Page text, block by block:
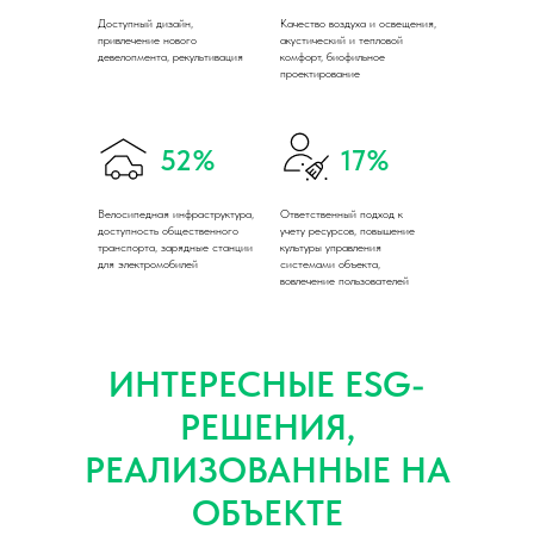
Доступный дизайн,
привлечение нового
девелопмента, рекультивация
Качество воздуха и освещения,
акустический и тепловой
комфорт, биофильное
проектирование
Велосипедная инфраструктура,
доступность общественного
транспорта, зарядные станции
для электромобилей
Ответственный подход к
учету ресурсов, повышение
культуры управления
системами объекта,
вовлечение пользователей
17%
52%
ИНТЕРЕСНЫЕ ESG-
РЕШЕНИЯ,
РЕАЛИЗОВАННЫЕ НА
ОБЪЕКТЕ